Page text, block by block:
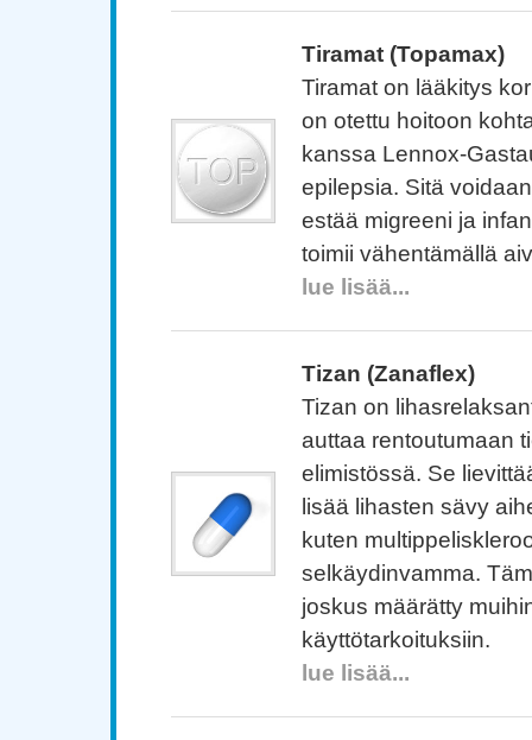
Tiramat (Topamax)
Tiramat on lääkitys
on otettu hoitoon
kanssa Lennox-
epilepsia. Sitä
estää migreeni ja
toimii vähentämällä
lue lisää...
Tizan (Zanaflex)
Tizan on
auttaa rentoutumaan
elimistössä. Se
lisää lihasten sävy
kuten
selkäydinvamma.
joskus määrätty
käyttötarkoituksiin.
lue lisää...